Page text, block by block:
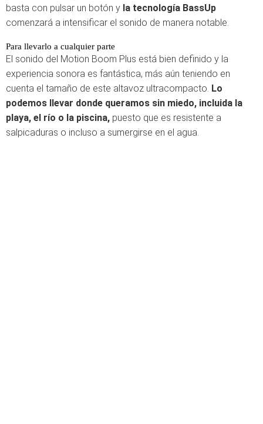
basta con pulsar un botón y la tecnología BassUp
comenzará a intensificar el sonido de manera notable.
Para llevarlo a cualquier parte
El sonido del Motion Boom Plus está bien definido y la
experiencia sonora es fantástica, más aún teniendo en
cuenta el tamaño de este altavoz ultracompacto. Lo
podemos llevar donde queramos sin miedo, incluida la
playa, el río o la piscina, puesto que es resistente a
salpicaduras o incluso a sumergirse en el agua.